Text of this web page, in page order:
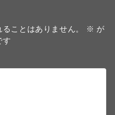
ことはありません。 ※ が
す